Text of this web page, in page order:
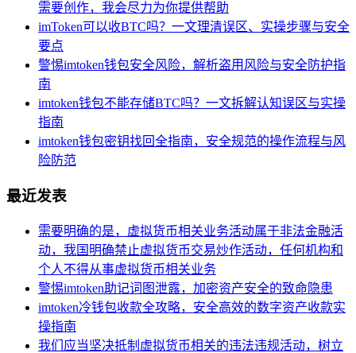
需要创作，我会尽力为你提供帮助
imToken可以收BTC吗？一文理清误区、实操步骤与安全
要点
警惕imtoken钱包安全风险，解析盗用风险与安全防护指
南
imtoken钱包不能存储BTC吗？一文拆解认知误区与实操
指南
imtoken钱包密钥找回全指南，安全规范的操作流程与风
险防范
最近发表
需要明确的是，虚拟货币相关业务活动属于非法金融活
动，我国明确禁止虚拟货币交易炒作活动，任何机构和
个人不得从事虚拟货币相关业务
警惕imtoken助记词图泄露，加密资产安全的致命隐患
imtoken冷钱包收款全攻略，安全高效的数字资产收款实
操指南
我们应当坚决抵制虚拟货币相关的违法违规活动，树立